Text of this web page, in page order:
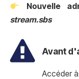
Nouvelle
stream.sbs
Avant
Accéder